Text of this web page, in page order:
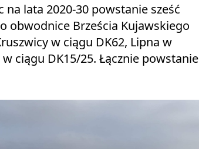
lata 2020-30 powstanie sześć
obwodnice Brześcia Kujawskiego
w ciągu DK62, Lipna w
ciągu DK15/25. Łącznie powstanie